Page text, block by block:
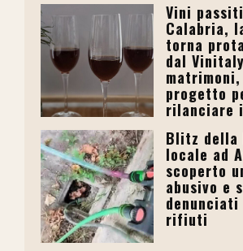
Vini
Calabria,
torna
dal
matrimoni,
progetto
rilanciare
Blitz della
locale ad
scoperto
abusivo e
rifiuti